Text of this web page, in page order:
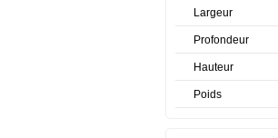
Largeur
Profondeur
Hauteur
Poids